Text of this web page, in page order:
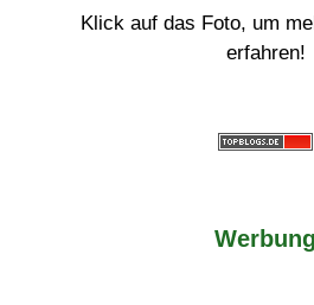
Klick auf das Foto, um
erfahren!
Werbung